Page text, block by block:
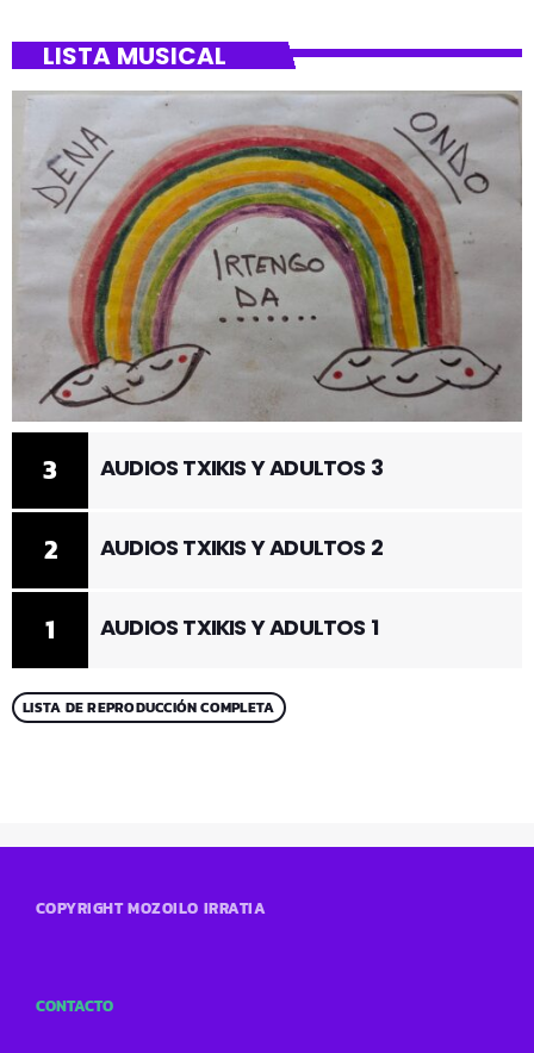
LISTA MUSICAL
1 AUDIOS TXIKIS Y ADULTOS 1
2 AUDIOS TXIKIS Y ADULTOS 2
3 AUDIOS TXIKIS Y ADULTOS 3
LISTA DE REPRODUCCIÓN COMPLETA
COPYRIGHT MOZOILO IRRATIA
CONTACTO